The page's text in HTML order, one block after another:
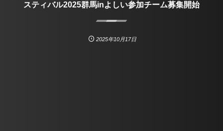
スティバル2025群馬inよしい参加チーム募集開始
2025年10月17日